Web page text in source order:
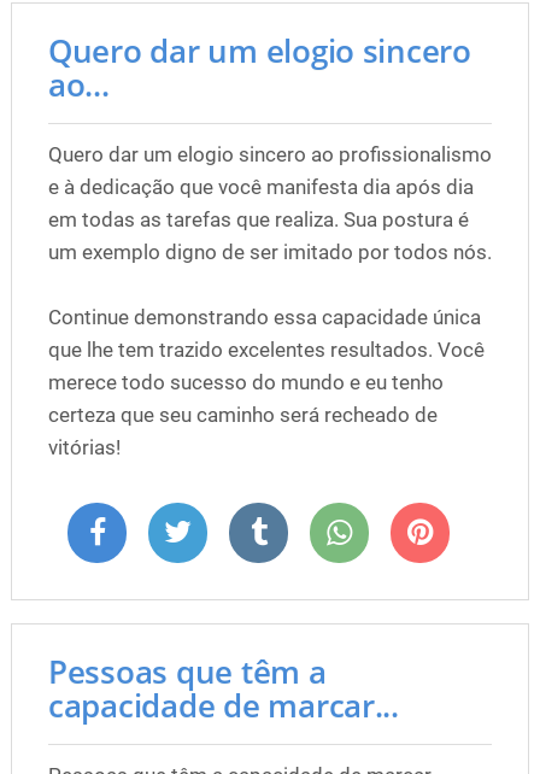
Quero dar um elogio sincero
ao...
Quero dar um elogio sincero ao profissionalismo
e à dedicação que você manifesta dia após dia
em todas as tarefas que realiza. Sua postura é
um exemplo digno de ser imitado por todos nós.
Continue demonstrando essa capacidade única
que lhe tem trazido excelentes resultados. Você
merece todo sucesso do mundo e eu tenho
certeza que seu caminho será recheado de
vitórias!
Pessoas que têm a
capacidade de marcar...